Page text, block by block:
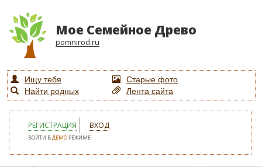
Мое Семейное Древо
pomnirod.ru
Ищу тебя
Старые фото
Найти родных
Лента сайта
РЕГИСТРАЦИЯ ВХОД
ВОЙТИ ВДЕМО РЕЖИМЕ